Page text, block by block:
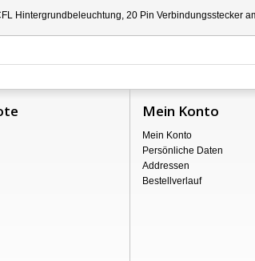
Hintergrundbeleuchtung, 20 Pin Verbindungsstecker
Mein Konto
Mein Konto
Persönliche Daten
Addressen
Bestellverlauf